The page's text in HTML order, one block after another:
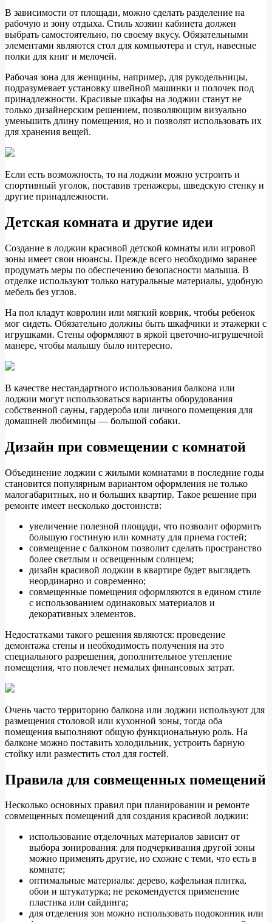
В зависимости от площади, можно сделать разделение на
рабочую и зону отдыха. Стиль хозяин кабинета должен
выбрать самостоятельно, по своему вкусу. Обязательными
элементами являются стол для компьютера и стул, навесные
полки для книг и мелочей.
Рабочая зона для женщины, например, для рукодельницы,
подразумевает установку швейной машинки и полочек под
принадлежности. Красивые шкафы на лоджии станут не
только дизайнерским решением, позволяющим визуально
уменьшить длину помещения, но и позволят использовать их
для хранения вещей.
Если есть возможность, то на лоджии можно устроить и
спортивный уголок, поставив тренажеры, шведскую стенку и
другие принадлежности.
Детская комната и другие идеи
Создание в лоджии красивой детской комнаты или игровой
зоны имеет свои нюансы. Прежде всего необходимо заранее
продумать меры по обеспечению безопасности малыша. В
отделке используют только натуральные материалы, удобную
мебель без углов.
На пол кладут ковролин или мягкий коврик, чтобы ребенок
мог сидеть. Обязательно должны быть шкафчики и этажерки с
игрушками. Стены оформляют в яркой цветочно-игрушечной
манере, чтобы малышу было интересно.
В качестве нестандартного использования балкона или
лоджии могут использоваться варианты оборудования
собственной сауны, гардероба или личного помещения для
домашней любимицы — большой собаки.
Дизайн при совмещении с комнатой
Объединение лоджии с жилыми комнатами в последние годы
становится популярным вариантом оформления не только
малогабаритных, но и больших квартир. Такое решение при
ремонте имеет несколько достоинств:
увеличение полезной площади, что позволит оформить
большую гостиную или комнату для приема гостей;
совмещение с балконом позволит сделать пространство
более светлым и освещенным солнцем;
дизайн красивой лоджии в квартире будет выглядеть
неординарно и современно;
совмещенные помещения оформляются в едином стиле
с использованием одинаковых материалов и
декоративных элементов.
Недостатками такого решения являются: проведение
демонтажа стены и необходимость получения на это
специального разрешения, дополнительное утепление
помещения, что повлечет немалых финансовых затрат.
Очень часто территорию балкона или лоджии используют для
размещения столовой или кухонной зоны, тогда оба
помещения выполняют общую функциональную роль. На
балконе можно поставить холодильник, устроить барную
стойку или разместить стол для гостей.
Правила для совмещенных помещений
Несколько основных правил при планировании и ремонте
совмещенных помещений для создания красивой лоджии:
использование отделочных материалов зависит от
выбора зонирования: для подчеркивания другой зоны
можно применять другие, но схожие с теми, что есть в
комнате;
оптимальные материалы: дерево, кафельная плитка,
обои и штукатурка; не рекомендуется применение
пластика или сайдинга;
для отделения зон можно использовать подоконник или